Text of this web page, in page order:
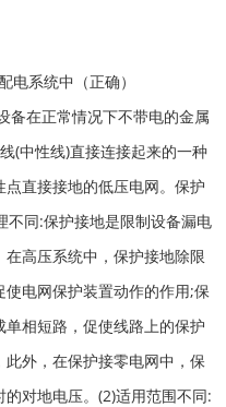
电系统中（正确）
备在正常情况下不带电的金属
(中性线)直接连接起来的一种
直接接地的低压电网。保护
不同:保护接地是限制设备漏电
高压系统中，保护接地除限
电网保护装置动作的作用;保
相短路，促使线路上的保护
外，在保护接零电网中，保
对地电压。(2)适用范围不同: